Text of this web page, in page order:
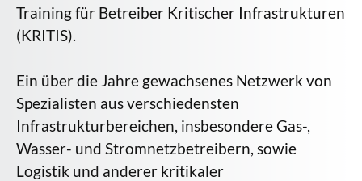
Training für Betreiber Kritischer Infrastrukturen
(KRITIS).
Ein über die Jahre gewachsenes Netzwerk von
Spezialisten aus verschiedensten
Infrastrukturbereichen, insbesondere Gas-,
Wasser- und Stromnetzbetreibern, sowie
Logistik und anderer kritikaler